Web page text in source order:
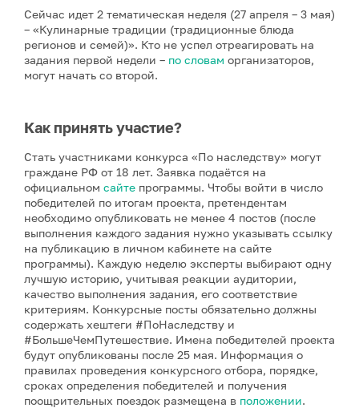
Сейчас идет 2 тематическая неделя (27 апреля – 3 мая)
– «Кулинарные традиции (традиционные блюда
регионов и семей)». Кто не успел отреагировать на
задания первой недели – по словам организаторов,
могут начать со второй.
Как принять участие?
Стать участниками конкурса «По наследству» могут
граждане РФ от 18 лет. Заявка подаётся на
официальном сайте программы. Чтобы войти в число
победителей по итогам проекта, претендентам
необходимо опубликовать не менее 4 постов (после
выполнения каждого задания нужно указывать ссылку
на публикацию в личном кабинете на сайте
программы). Каждую неделю эксперты выбирают одну
лучшую историю, учитывая реакции аудитории,
качество выполнения задания, его соответствие
критериям. Конкурсные посты обязательно должны
содержать хештеги #ПоНаследству и
#БольшеЧемПутешествие. Имена победителей проекта
будут опубликованы после 25 мая. Информация о
правилах проведения конкурсного отбора, порядке,
сроках определения победителей и получения
поощрительных поездок размещена в положении.